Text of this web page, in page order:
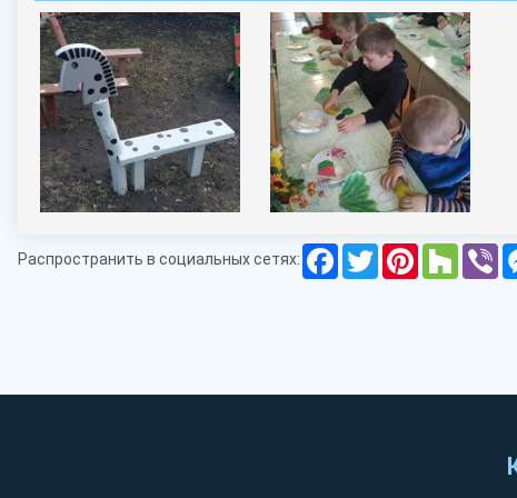
Распространить в социальных сетях: FacebookTwitterPinterest
Houzz